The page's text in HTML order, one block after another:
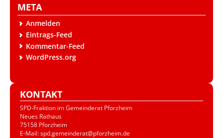
META
Anmelden
Eintrags-Feed
Kommentar-Feed
WordPress.org
KONTAKT
SPD-Fraktion im Gemeinderat Pforzheim
Neues Rathaus
75158 Pforzheim
E-Mail: spd.gemeinderat@pforzheim.de